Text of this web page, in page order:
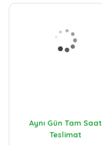
Aynı Gün Tam Saat
Teslimat